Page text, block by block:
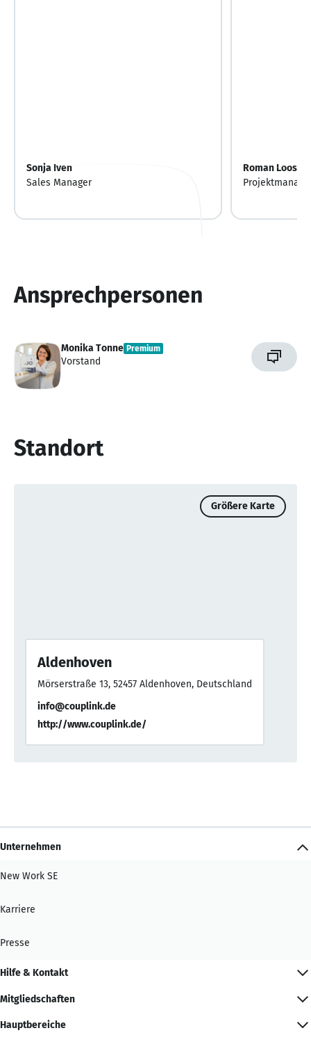
Sonja Iven
Sales Manager
Roman Loose
Ansprechpersonen
Monika Tonne Premium
Vorstand
Standort
Größere Karte
Aldenhoven
Mörserstraße 13, 52457 Aldenhoven, Deutschland
info@couplink.de
http://www.couplink.de/
Unternehmen
New Work SE
Karriere
Presse
Hilfe & Kontakt
Mitgliedschaften
Hauptbereiche